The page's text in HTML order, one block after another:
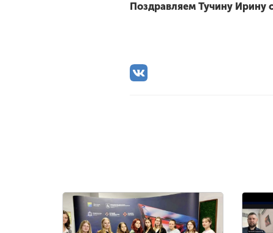
Поздравляем Тучину Ирину